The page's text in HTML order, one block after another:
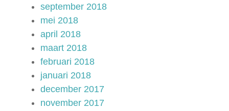
september 2018
mei 2018
april 2018
maart 2018
februari 2018
januari 2018
december 2017
november 2017